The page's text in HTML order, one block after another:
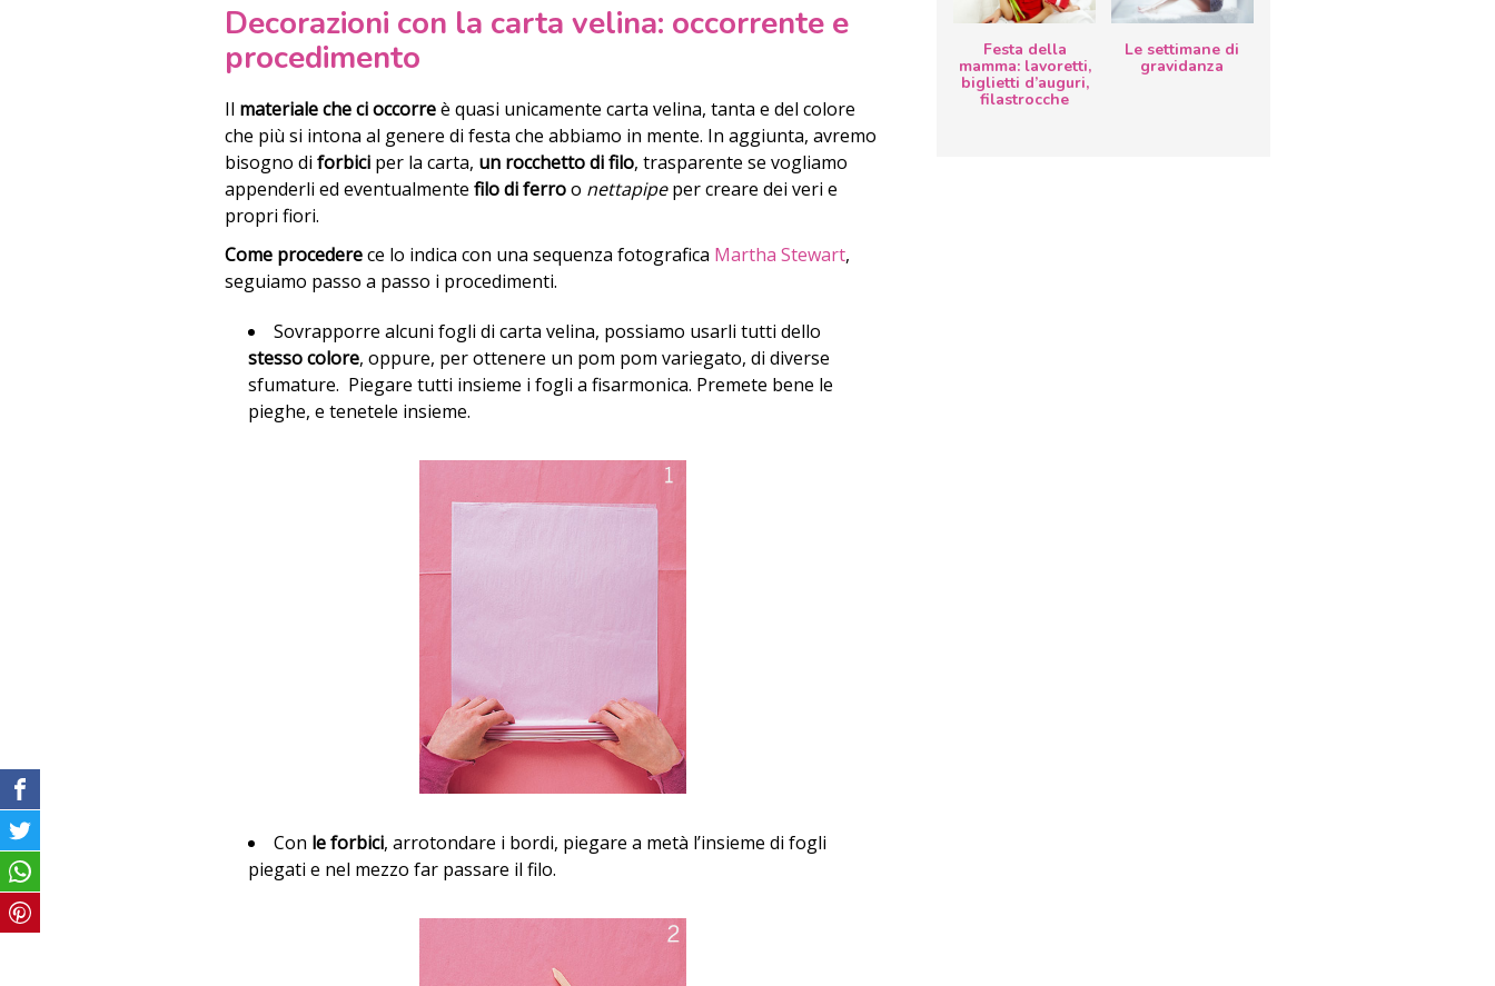
Decorazioni con la carta velina: occorrente e
procedimento
Il materiale che ci occorreè quasi unicamente carta velina, tanta e del colore
che più si intona al genere di festa che abbiamo in mente. In aggiunta, avremo
bisogno di forbici per la carta, un rocchetto di filo, trasparente se vogliamo
appenderli ed eventualmente filo di ferroo nettapipeper creare dei veri e
propri fiori.
Come procederece lo indica con una sequenza fotografica Martha Stewart,
seguiamo passo a passo i procedimenti.
Sovrapporre alcuni fogli di carta velina, possiamo usarli tutti dello
stesso colore, oppure, per ottenere un pom pom variegato, di diverse
sfumature. Piegare tutti insieme i fogli a fisarmonica. Premete bene le
pieghe, e tenetele insieme.
Con le forbici, arrotondare i bordi, piegare a metà l’insieme di fogli
piegati e nel mezzo far passare il filo.
Festa della
mamma: lavoretti,
biglietti d’auguri,
filastrocche
Le settimane di
gravidanza